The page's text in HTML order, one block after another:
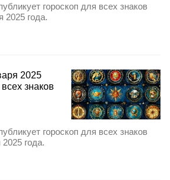
гороскоп для всех знаков
2025 года.
2025
знаков
гороскоп для всех знаков
года.